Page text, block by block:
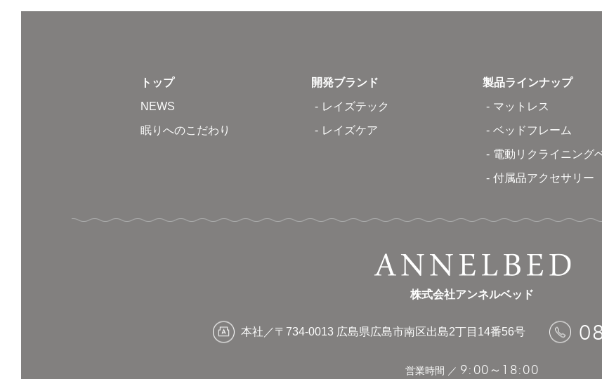
トップ
NEWS
眠りへのこだわり
開発ブランド
レイズテック
レイズケア
製品ラインナップ
マットレス
ベッドフレーム
電動リクライニング
付属品アクセサリー
株式会社アンネルベッド
本社／〒734-0013 広島県広島市南区出島2丁目14番56号
営業時間 ／ 9:00 ～ 18:00